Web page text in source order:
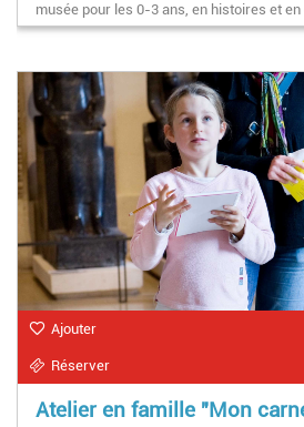
musée pour les 0-3 ans, en histoires et
Ajouter
Réserver
Atelier en famille "Mon